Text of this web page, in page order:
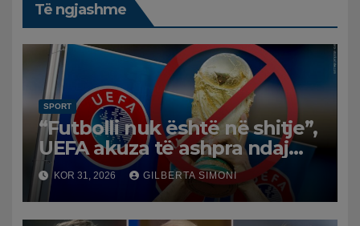
Të ngjashme
SPORT
“Futbolli nuk është në shitje”,
UEFA akuza të ashpra ndaj
Infantinos: Bojkot, nëse nuk
ka reflektim
KOR 31, 2026 GILBERTA SIMONI